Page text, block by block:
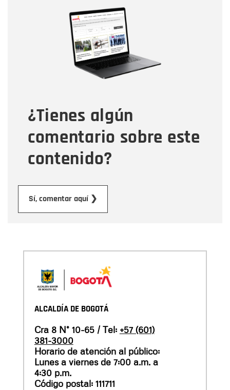
¿Tienes algún
comentario sobre este
contenido?
Sí, comentar aquí ❯
Correo electrónico
Tipo de comentario
Mensaje
ALCALDÍA DE BOGOTÁ
Cra 8 N° 10-65 / Tel: +57 (601)
381-3000
Horario de atención al público:
Lunes a viernes de 7:00 a.m. a
4:30 p.m.
Código postal: 111711